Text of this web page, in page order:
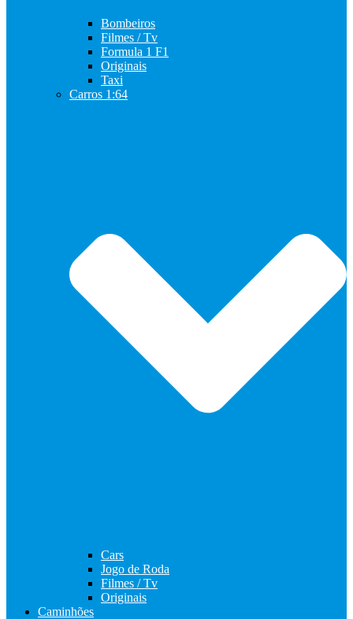
Bombeiros
Filmes / Tv
Formula 1 F1
Originais
Taxi
Carros 1:64
Cars
Jogo de Roda
Filmes / Tv
Originais
Caminhões